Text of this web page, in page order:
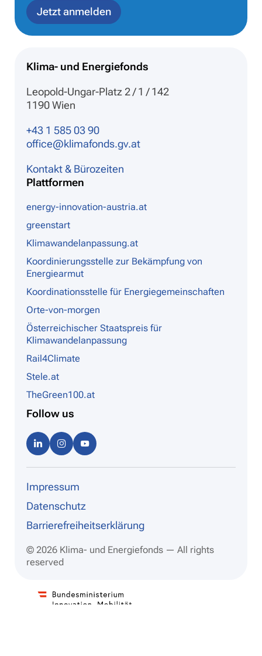
Jetzt anmelden
Klima- und Energiefonds
Leopold-Ungar-Platz 2 / 1 / 142
1190 Wien
+43 1 585 03 90
office@klimafonds.gv.at
Kontakt & Bürozeiten
Plattformen
energy-innovation-austria.at
greenstart
Klimawandelanpassung.at
Koordinierungsstelle zur Bekämpfung von
Energiearmut
Koordinationsstelle für Energiegemeinschaften
Orte-von-morgen
Österreichischer Staatspreis für
Klimawandelanpassung
Rail4Climate
Stele.at
TheGreen100.at
Follow us
Linke
dIn
Instag
ram be
Impressum
Datenschutz
Barrierefreiheitserklärung
© 2026 Klima- und Energiefonds — All rights
reserved